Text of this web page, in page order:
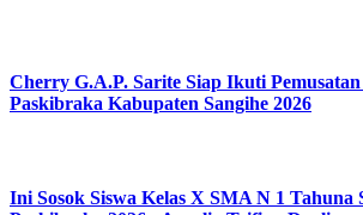
Cherry G.A.P. Sarite Siap Ikuti
Paskibraka Kabupaten Sangihe 2026
Ini Sosok Siswa Kelas X SMA N 1 Tahuna